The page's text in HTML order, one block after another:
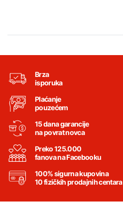
Brza
isporuka
Plaćanje
pouzećem
15 dana garancije
na povrat novca
Preko 125.000
fanova na Facebooku
100% sigurna kupovina
10 fizičkih prodajnih centara